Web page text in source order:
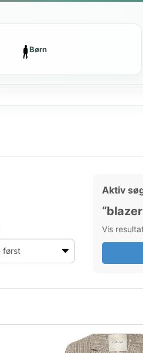
Børn
Aktiv
Vis